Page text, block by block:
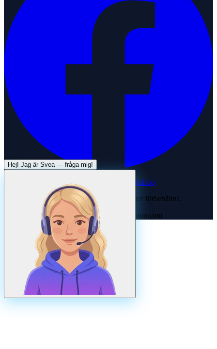
Dödsboofferter — hjälp med dödsbo
Svenska Hantverkare. Alla rättigheter förbehållna.
Uppdateradaugusti 2026· Drivs av N3ovision.com
Hej! Jag är Svea— fråga mig!